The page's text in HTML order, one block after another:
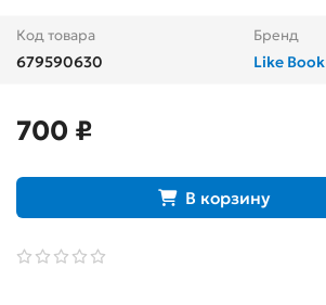
Код товара
679590630
Бренд
Like Book
700 ₽
В корзину